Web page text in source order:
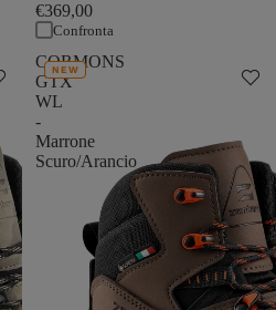
€369,00
Confronta
CORMONS
GTX
WL
-
Marrone
Scuro/Arancio
NEW